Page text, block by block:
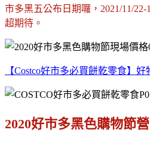
市多黑五公布日期囉，2021/11/22-
超期待。
【Costco好市多必買餅乾零食】
2020好市多黑色購物節